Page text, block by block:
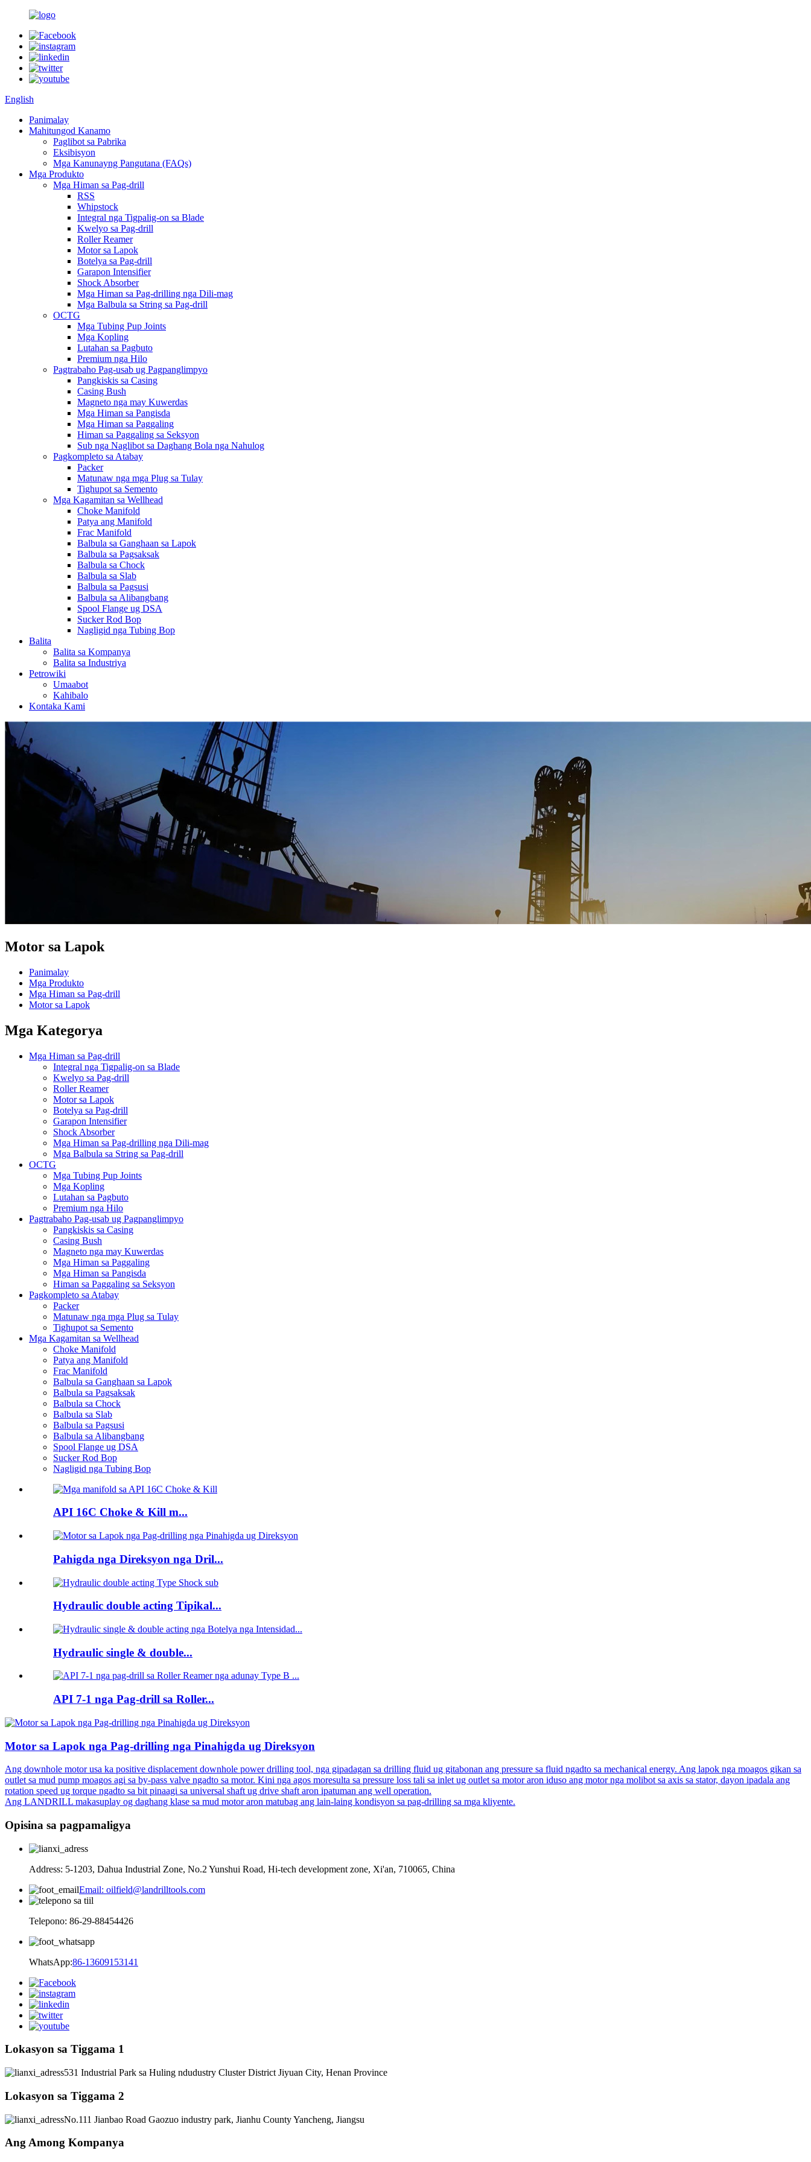
English
Panimalay
Mahitungod Kanamo
Paglibot sa Pabrika
Eksibisyon
Mga Kanunayng Pangutana (FAQs)
Mga Produkto
Mga Himan sa Pag-drill
RSS
Whipstock
Integral nga Tigpalig-on sa Blade
Kwelyo sa Pag-drill
Roller Reamer
Motor sa Lapok
Botelya sa Pag-drill
Garapon Intensifier
Shock Absorber
Mga Himan sa Pag-drilling nga Dili-mag
Mga Balbula sa String sa Pag-drill
OCTG
Mga Tubing Pup Joints
Mga Kopling
Lutahan sa Pagbuto
Premium nga Hilo
Pagtrabaho Pag-usab ug Pagpanglimpyo
Pangkiskis sa Casing
Casing Bush
Magneto nga may Kuwerdas
Mga Himan sa Pangisda
Mga Himan sa Paggaling
Himan sa Paggaling sa Seksyon
Sub nga Naglibot sa Daghang Bola nga Nahulog
Pagkompleto sa Atabay
Packer
Matunaw nga mga Plug sa Tulay
Tighupot sa Semento
Mga Kagamitan sa Wellhead
Choke Manifold
Patya ang Manifold
Frac Manifold
Balbula sa Ganghaan sa Lapok
Balbula sa Pagsaksak
Balbula sa Chock
Balbula sa Slab
Balbula sa Pagsusi
Balbula sa Alibangbang
Spool Flange ug DSA
Sucker Rod Bop
Nagligid nga Tubing Bop
Balita
Balita sa Kompanya
Balita sa Industriya
Petrowiki
Umaabot
Kahibalo
Kontaka Kami
Motor sa Lapok
Panimalay
Mga Produkto
Mga Himan sa Pag-drill
Motor sa Lapok
Mga Kategorya
Mga Himan sa Pag-drill
Integral nga Tigpalig-on sa Blade
Kwelyo sa Pag-drill
Roller Reamer
Motor sa Lapok
Botelya sa Pag-drill
Garapon Intensifier
Shock Absorber
Mga Himan sa Pag-drilling nga Dili-mag
Mga Balbula sa String sa Pag-drill
OCTG
Mga Tubing Pup Joints
Mga Kopling
Lutahan sa Pagbuto
Premium nga Hilo
Pagtrabaho Pag-usab ug Pagpanglimpyo
Pangkiskis sa Casing
Casing Bush
Magneto nga may Kuwerdas
Mga Himan sa Paggaling
Mga Himan sa Pangisda
Himan sa Paggaling sa Seksyon
Pagkompleto sa Atabay
Packer
Matunaw nga mga Plug sa Tulay
Tighupot sa Semento
Mga Kagamitan sa Wellhead
Choke Manifold
Patya ang Manifold
Frac Manifold
Balbula sa Ganghaan sa Lapok
Balbula sa Pagsaksak
Balbula sa Chock
Balbula sa Slab
Balbula sa Pagsusi
Balbula sa Alibangbang
Spool Flange ug DSA
Sucker Rod Bop
Nagligid nga Tubing Bop
API 16C Choke & Kill m...
Pahigda nga Direksyon nga Dril...
Hydraulic double acting Tipikal...
Hydraulic single & double...
API 7-1 nga Pag-drill sa Roller...
Motor sa Lapok nga Pag-drilling nga Pinahigda ug Direksyon
Ang downhole motor usa ka positive displacement downhole power drilling tool, nga gipadagan sa drilling fluid ug gitabonan ang pressure sa fluid ngadto sa mechanical energy. Ang lapok nga moagos gikan sa
outlet sa mud pump moagos agi sa by-pass valve ngadto sa motor. Kini nga agos moresulta sa pressure loss tali sa inlet ug outlet sa motor aron iduso ang motor nga molibot sa axis sa stator, dayon ipadala ang
rotation speed ug torque ngadto sa bit pinaagi sa universal shaft ug drive shaft aron ipatuman ang well operation.
Ang LANDRILL makasuplay og daghang klase sa mud motor aron matubag ang lain-laing kondisyon sa pag-drilling sa mga kliyente.
Opisina sa pagpamaligya
Address: 5-1203, Dahua Industrial Zone, No.2 Yunshui Road, Hi-tech development zone, Xi'an, 710065, China
Email: oilfield@landrilltools.com
Telepono: 86-29-88454426
WhatsApp:86-13609153141
Lokasyon sa Tiggama 1
531 Industrial Park sa Huling ndudustry Cluster District Jiyuan City, Henan Province
Lokasyon sa Tiggama 2
No.111 Jianbao Road Gaozuo industry park, Jianhu County Yancheng, Jiangsu
Ang Among Kompanya